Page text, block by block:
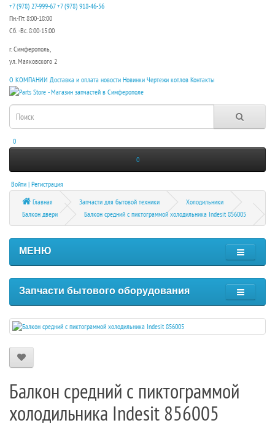
+7 (978) 27-999-67 +7 (978) 918-46-56
Пн.-Пт. 8:00-18:00
Сб. -Вс. 8:00-15:00
г. Симферополь,
ул. Маяковского 2
О КОМПАНИИ Доставка и оплата новости Новинки Чертежи котлов Контакты
0
0
Войти | Регистрация
Главная
Запчасти для бытовой техники
Холодильники
Балкон двери
Балкон средний с пиктограммой холодильника Indesit 856005
МЕНЮ
Запчасти бытового оборудования
Балкон средний с пиктограммой
холодильника Indesit 856005